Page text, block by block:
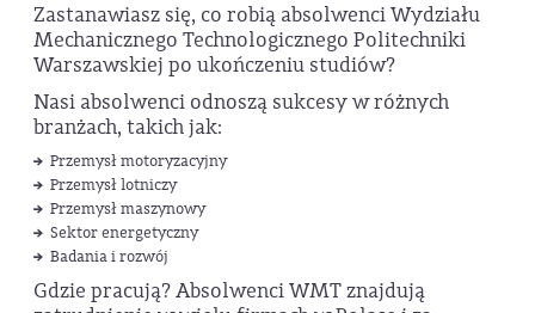
Zastanawiasz się, co robią absolwenci Wydziału
Mechanicznego Technologicznego Politechniki
Warszawskiej po ukończeniu studiów?
Nasi absolwenci odnoszą sukcesy w różnych
branżach, takich jak:
Przemysł motoryzacyjny
Przemysł lotniczy
Przemysł maszynowy
Sektor energetyczny
Badania i rozwój
Gdzie pracują? Absolwenci WMT znajdują